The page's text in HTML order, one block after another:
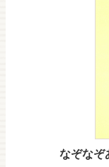
なぞな